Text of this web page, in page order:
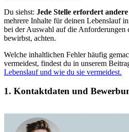
Du siehst: Jede Stelle erfordert
mehrere Inhalte für deinen Lebenslauf
bei der Auswahl auf die Anforderungen
bewirbst, achten.
Welche inhaltlichen Fehler häufig
vermeidest, findest du in unserem
Lebenslauf und wie du sie vermeidest.
1. Kontaktdaten und